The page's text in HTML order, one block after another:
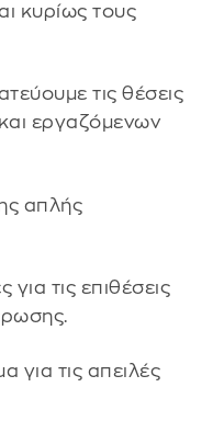
κυρίως τους
τις θέσεις
εργαζόμενων
απλής
τις επιθέσεις
για τις απειλές